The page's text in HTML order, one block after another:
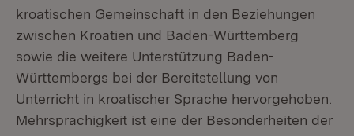
kroatischen Gemeinschaft in den Beziehungen
zwischen Kroatien und Baden-Württemberg
sowie die weitere Unterstützung Baden-
Württembergs bei der Bereitstellung von
Unterricht in kroatischer Sprache hervorgehoben.
Mehrsprachigkeit ist eine der Besonderheiten der